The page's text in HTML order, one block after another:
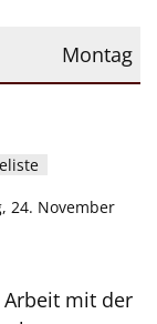
Montag
24. November
mit der